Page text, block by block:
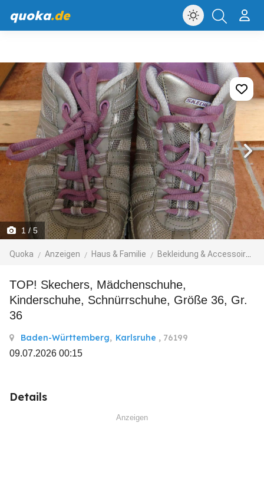
quoka.de
1 / 5
Quoka Anzeigen Haus & Familie Bekleidung & Accessoires
TOP! Skechers, Mädchenschuhe,
Kinderschuhe, Schnürrschuhe, Größe 36, Gr.
36
Baden-Württemberg, Karlsruhe , 76199
09.07.2026 00:15
Details
Anzeigen